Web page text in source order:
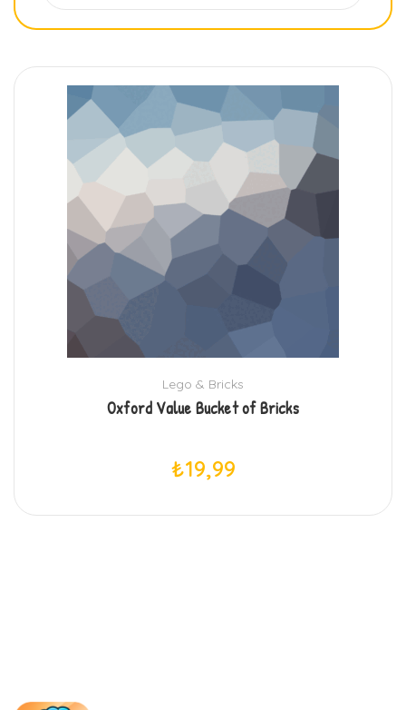
Lego & Bricks
Oxford Value Bucket of Bricks
₺19,99